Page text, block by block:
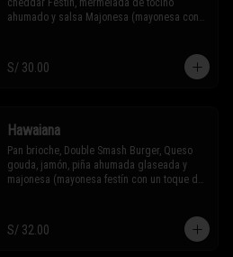
cheddar Festín, mermelada de tocino
ahumado y salsa Majonesa (mayonesa con
S/ 30.00
Hawaiana
Pan brioche, Double Smash Burger, Queso
gouda, jamón, piña ahumada glaseada y
majonesa (mayonesa festín con un toque de
S/ 32.00